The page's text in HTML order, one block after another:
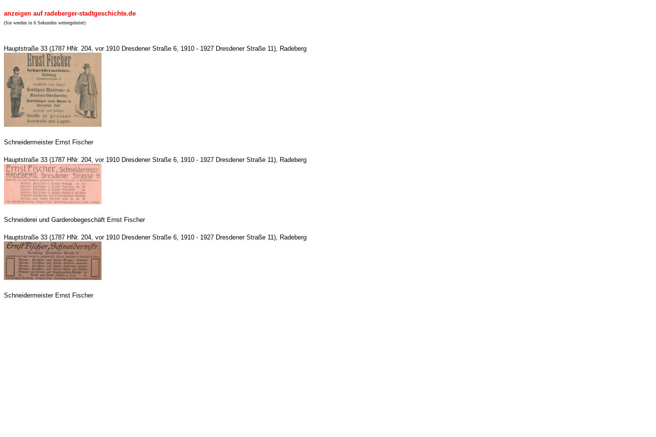
anzeigen auf radeberger-stadtgeschichte.de
(Sie werden in 6 Sekunden weitergeleitet)
Hauptstraße 33 (1787 HNr. 204, vor 1910 Dresdener Straße 6, 1910 - 1927 Dresdener Straße 11), Radeberg
Schneidermeister Ernst Fischer
Hauptstraße 33 (1787 HNr. 204, vor 1910 Dresdener Straße 6, 1910 - 1927 Dresdener Straße 11), Radeberg
Schneiderei und Garderobegeschäft Ernst Fischer
Hauptstraße 33 (1787 HNr. 204, vor 1910 Dresdener Straße 6, 1910 - 1927 Dresdener Straße 11), Radeberg
Schneidermeister Ernst Fischer